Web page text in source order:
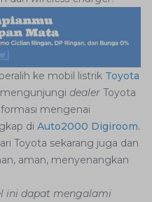
ke mobil listrik Toyota
mengunjungi dealer Toyota
mengenai
di Auto2000 Digiroom.
Toyota sekarang juga dan
aman, menyenangkan
ini dapat mengalami